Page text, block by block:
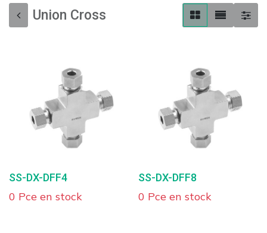
Union Cross
SS-DX-DFF4
0 Pce en stock
SS-DX-DFF8
0 Pce en stock